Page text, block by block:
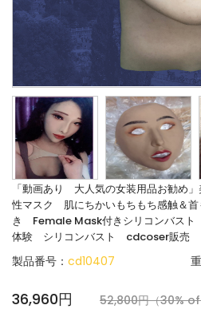
「動画あり 大人気の女装用品お勧め
性マスク 肌にちかいもちもち感触＆
き Female Mask付きシリコンバス
体験 シリコンバスト cdcoser販売
製品番号： cd10407
36,960円 52,800円（30%